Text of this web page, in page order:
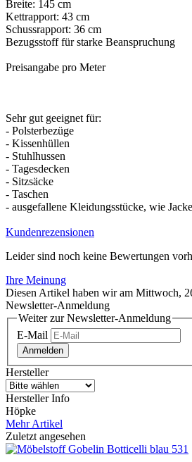
Breite: 145 cm
Kettrapport: 43 cm
Schussrapport: 36 cm
Bezugsstoff für starke Beanspruchung
Preisangabe pro Meter
Sehr gut geeignet für:
- Polsterbezüge
- Kissenhüllen
- Stuhlhussen
- Tagesdecken
- Sitzsäcke
- Taschen
- ausgefallene Kleidungsstücke, wie
Kundenrezensionen
Leider sind noch keine Bewertungen
Ihre Meinung
Diesen Artikel haben wir am Mittwoch,
Newsletter-Anmeldung
Weiter zur Newsletter-Anmeldung
E-Mail
Anmelden
Hersteller
Hersteller Info
Höpke
Mehr Artikel
Zuletzt angesehen